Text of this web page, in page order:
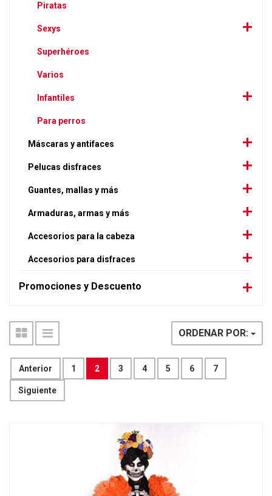
Piratas
Sexys
Superhéroes
Varios
Infantiles
Para perros
Máscaras y antifaces
Pelucas disfraces
Guantes, mallas y más
Armaduras, armas y más
Accesorios para la cabeza
Accesorios para disfraces
Promociones y Descuento
Anterior 1 2 3 4 5 6 7
Siguiente
ORDENAR POR: